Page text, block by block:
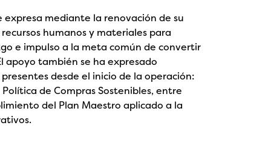
expresa mediante la renovación de su
humanos y materiales para
e impulso a la meta común de convertir
apoyo también se ha expresado
desde el inicio de la operación:
de Compras Sostenibles, entre
del Plan Maestro aplicado a la